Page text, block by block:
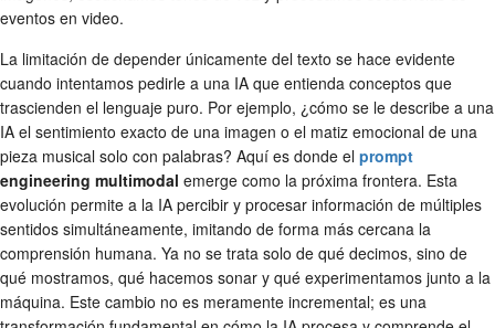
eventos en video.
La limitación de depender únicamente del texto se hace evidente
cuando intentamos pedirle a una IA que entienda conceptos que
trascienden el lenguaje puro. Por ejemplo, ¿cómo se le describe a una
IA el sentimiento exacto de una imagen o el matiz emocional de una
pieza musical solo con palabras? Aquí es donde el prompt
engineering multimodal emerge como la próxima frontera. Esta
evolución permite a la IA percibir y procesar información de múltiples
sentidos simultáneamente, imitando de forma más cercana la
comprensión humana. Ya no se trata solo de qué decimos, sino de
qué mostramos, qué hacemos sonar y qué experimentamos junto a la
máquina. Este cambio no es meramente incremental; es una